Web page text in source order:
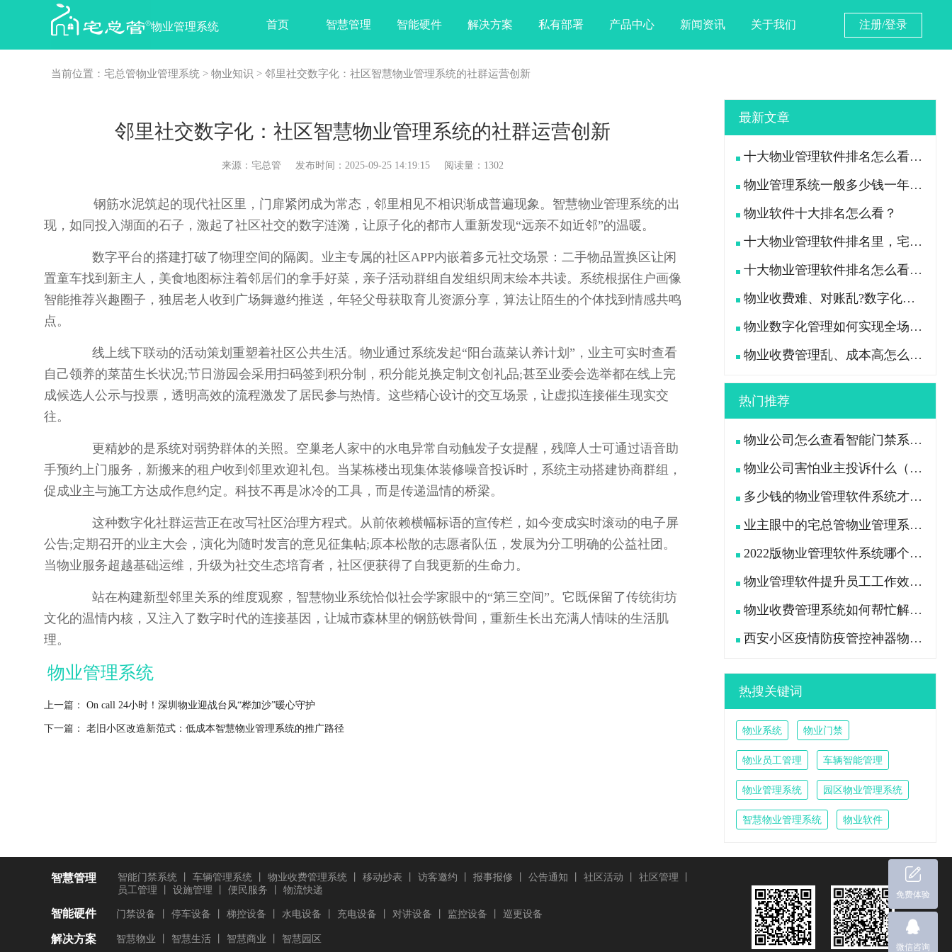
物业管理系统 首页 智慧管理 智能硬件 解决方案 私有部署 产品中心 新闻资讯 关于我们 注册/登录
免费体验
微信咨询
当前位置： 宅总管物业管理系统 > 物业知识 > 邻里社交数字化：社区智慧物业管理系统的社群运营创新
邻里社交数字化：社区智慧物业管理系统的社群运营创新
来源：宅总管 发布时间：2025-09-25 14:19:15 阅读量：1302
钢筋水泥筑起的现代社区里，门扉紧闭成为常态，邻里相见不相识渐成普遍现象。智慧物业管理系统的出
现，如同投入湖面的石子，激起了社区社交的数字涟漪，让原子化的都市人重新发现“远亲不如近邻”的温暖。
数字平台的搭建打破了物理空间的隔阂。业主专属的社区APP内嵌着多元社交场景：二手物品置换区让闲
置童车找到新主人，美食地图标注着邻居们的拿手好菜，亲子活动群组自发组织周末绘本共读。系统根据住户画像
智能推荐兴趣圈子，独居老人收到广场舞邀约推送，年轻父母获取育儿资源分享，算法让陌生的个体找到情感共鸣
点。
线上线下联动的活动策划重塑着社区公共生活。物业通过系统发起“阳台蔬菜认养计划”，业主可实时查看
自己领养的菜苗生长状况;节日游园会采用扫码签到积分制，积分能兑换定制文创礼品;甚至业委会选举都在线上完
成候选人公示与投票，透明高效的流程激发了居民参与热情。这些精心设计的交互场景，让虚拟连接催生现实交
往。
更精妙的是系统对弱势群体的关照。空巢老人家中的水电异常自动触发子女提醒，残障人士可通过语音助
手预约上门服务，新搬来的租户收到邻里欢迎礼包。当某栋楼出现集体装修噪音投诉时，系统主动搭建协商群组，
促成业主与施工方达成作息约定。科技不再是冰冷的工具，而是传递温情的桥梁。
这种数字化社群运营正在改写社区治理方程式。从前依赖横幅标语的宣传栏，如今变成实时滚动的电子屏
公告;定期召开的业主大会，演化为随时发言的意见征集帖;原本松散的志愿者队伍，发展为分工明确的公益社团。
当物业服务超越基础运维，升级为社交生态培育者，社区便获得了自我更新的生命力。
站在构建新型邻里关系的维度观察，智慧物业系统恰似社会学家眼中的“第三空间”。它既保留了传统街坊
文化的温情内核，又注入了数字时代的连接基因，让城市森林里的钢筋铁骨间，重新生长出充满人情味的生活肌
理。
物业管理系统
上一篇： On call 24小时！深圳物业迎战台风“桦加沙”暖心守护
下一篇： 老旧小区改造新范式：低成本智慧物业管理系统的推广路径
最新文章
十大物业管理软件排名怎么看？宅总管靠什么在榜上站住脚？
物业管理系统一般多少钱一年？宅总管一年费用多少？
物业软件十大排名怎么看？
十大物业管理软件排名里，宅总管凭什么被300多家物业公司选择？
十大物业管理软件排名怎么看？宅总管凭什么能进榜？
物业收费难、对账乱?数字化手段如何落地解决
物业数字化管理如何实现全场景高效管控？
物业收费管理乱、成本高怎么办？
热门推荐
物业公司怎么查看智能门禁系统中行人及车辆出入记录
物业公司害怕业主投诉什么（业主用什么办法“治”物业公司）
多少钱的物业管理软件系统才是功能全且好用的？
业主眼中的宅总管物业管理系统APP是什么样的?
2022版物业管理软件系统哪个好（挑选物业软件看这7点）
物业管理软件提升员工工作效率、减轻工作压力
物业收费管理系统如何帮忙解决物业公司收费困难问题
西安小区疫情防疫管控神器物业管理系统
热搜关键词
物业系统 物业门禁
物业员工管理 车辆智能管理
物业管理系统 园区物业管理系统
智慧物业管理系统 物业软件
智慧管理 智能门禁系统 车辆管理系统 物业收费管理系统 移动抄表 访客邀约 报事报修 公告通知 社区活动 社区管理
员工管理
设施管理 便民服务 物流快递
智能硬件 门禁设备 停车设备 梯控设备 水电设备 充电设备 对讲设备 监控设备 巡更设备
解决方案 智慧物业 智慧生活 智慧商业 智慧园区